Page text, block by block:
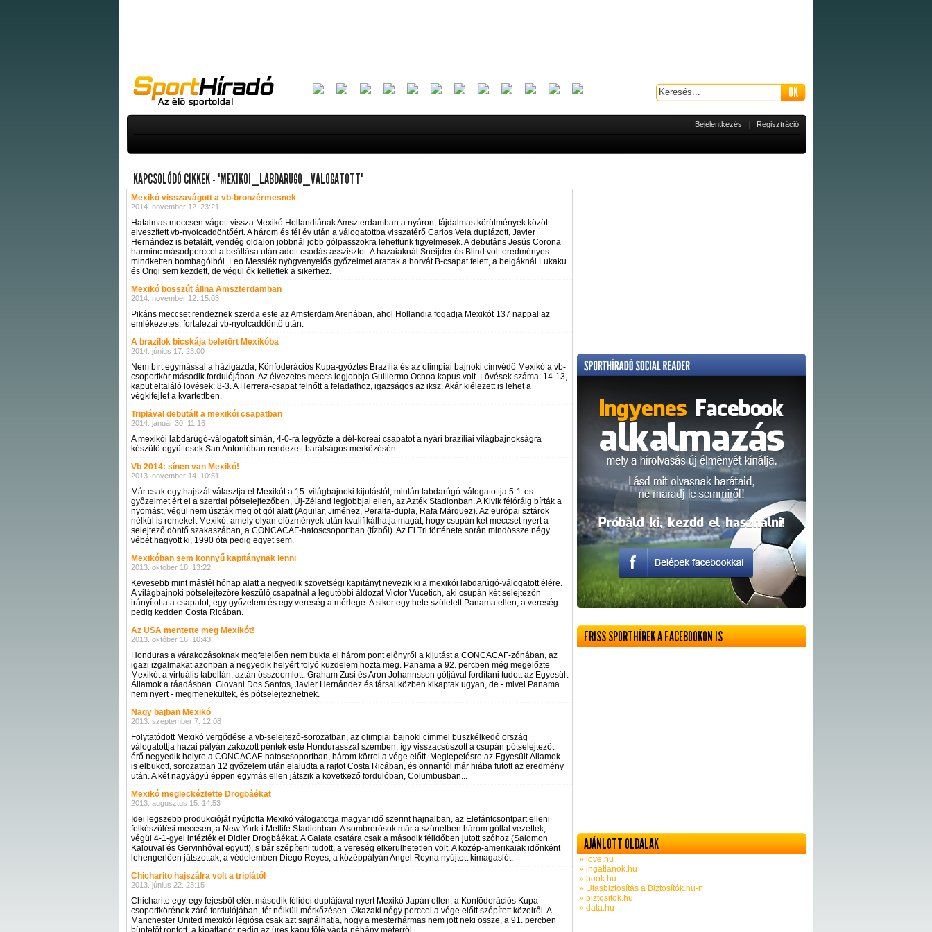
Bejelentkezés Regisztráció
KAPCSOLÓDÓ CIKKEK - "MEXIKOI_LABDARUGO_VALOGATOTT"
Mexikó visszavágott a vb-bronzérmesnek
2014. november 12. 23:21
Hatalmas meccsen vágott vissza Mexikó Hollandiának Amszterdamban a nyáron, fájdalmas körülmények között
elveszített vb-nyolcaddöntőért. A három és fél év után a válogatottba visszatérő Carlos Vela duplázott, Javier
Hernández is betalált, vendég oldalon jobbnál jobb gólpasszokra lehettünk figyelmesek. A debütáns Jesús Corona
harminc másodperccel a beállása után adott csodás asszisztot. A hazaiaknál Sneijder és Blind volt eredményes -
mindketten bombagólból. Leo Messiék nyögvenyelős győzelmet arattak a horvát B-csapat felett, a belgáknál Lukaku
és Origi sem kezdett, de végül ők kellettek a sikerhez.
Mexikó bosszút állna Amszterdamban
2014. november 12. 15:03
Pikáns meccset rendeznek szerda este az Amsterdam Arenában, ahol Hollandia fogadja Mexikót 137 nappal az
emlékezetes, fortalezai vb-nyolcaddöntő után.
A brazilok bicskája beletört Mexikóba
2014. június 17. 23:00
Nem bírt egymással a házigazda, Könfoderációs Kupa-győztes Brazília és az olimpiai bajnoki címvédő Mexikó a vb-
csoportkör második fordulójában. Az élvezetes meccs legjobbja Guillermo Ochoa kapus volt. Lövések száma: 14-13,
kaput eltaláló lövések: 8-3. A Herrera-csapat felnőtt a feladathoz, igazságos az iksz. Akár kiélezett is lehet a
végkifejlet a kvartettben.
Triplával debütált a mexikói csapatban
2014. január 30. 11:16
A mexikói labdarúgó-válogatott simán, 4-0-ra legyőzte a dél-koreai csapatot a nyári brazíliai világbajnokságra
készülő együttesek San Antonióban rendezett barátságos mérkőzésén.
Vb 2014: sínen van Mexikó!
2013. november 14. 10:51
Már csak egy hajszál választja el Mexikót a 15. világbajnoki kijutástól, miután labdarúgó-válogatottja 5-1-es
győzelmet ért el a szerdai pótselejtezőben, Új-Zéland legjobbjai ellen, az Azték Stadionban. A Kivik félóráig bírták a
nyomást, végül nem úszták meg öt gól alatt (Aguilar, Jiménez, Peralta-dupla, Rafa Márquez). Az európai sztárok
nélkül is remekelt Mexikó, amely olyan előzmények után kvalifikálhatja magát, hogy csupán két meccset nyert a
selejtező döntő szakaszában, a CONCACAF-hatoscsoportban (tízből). Az El Tri története során mindössze négy
vébét hagyott ki, 1990 óta pedig egyet sem.
Mexikóban sem könnyű kapitánynak lenni
2013. október 18. 13:22
Kevesebb mint másfél hónap alatt a negyedik szövetségi kapitányt nevezik ki a mexikói labdarúgó-válogatott élére.
A világbajnoki pótselejtezőre készülő csapatnál a legutóbbi áldozat Victor Vucetich, aki csupán két selejtezőn
irányította a csapatot, egy győzelem és egy vereség a mérlege. A siker egy hete született Panama ellen, a vereség
pedig kedden Costa Ricában.
Az USA mentette meg Mexikót!
2013. október 16. 10:43
Honduras a várakozásoknak megfelelően nem bukta el három pont előnyről a kijutást a CONCACAF-zónában, az
igazi izgalmakat azonban a negyedik helyért folyó küzdelem hozta meg. Panama a 92. percben még megelőzte
Mexikót a virtuális tabellán, aztán összeomlott, Graham Zusi és Aron Johannsson góljával fordítani tudott az Egyesült
Államok a ráadásban. Giovani Dos Santos, Javier Hernández és társai közben kikaptak ugyan, de - mivel Panama
nem nyert - megmenekültek, és pótselejtezhetnek.
Nagy bajban Mexikó
2013. szeptember 7. 12:08
Folytatódott Mexikó vergődése a vb-selejtező-sorozatban, az olimpiai bajnoki címmel büszkélkedő ország
válogatottja hazai pályán zakózott péntek este Hondurasszal szemben, így visszacsúszott a csupán pótselejtezőt
érő negyedik helyre a CONCACAF-hatoscsoportban, három körrel a vége előtt. Meglepetésre az Egyesült Államok
is elbukott, sorozatban 12 győzelem után elaludta a rajtot Costa Ricában, és onnantól már hiába futott az eredmény
után. A két nagyágyú éppen egymás ellen játszik a következő fordulóban, Columbusban...
Mexikó megleckéztette Drogbáékat
2013. augusztus 15. 14:53
Idei legszebb produkcióját nyújtotta Mexikó válogatottja magyar idő szerint hajnalban, az Elefántcsontpart elleni
felkészülési meccsen, a New York-i Metlife Stadionban. A sombrerósok már a szünetben három góllal vezettek,
végül 4-1-gyel intézték el Didier Drogbáékat. A Galata csatára csak a második félidőben jutott szóhoz (Salomon
Kalouval és Gervinhóval együtt), s bár szépíteni tudott, a vereség elkerülhetetlen volt. A közép-amerikaiak időnként
lehengerlően játszottak, a védelemben Diego Reyes, a középpályán Angel Reyna nyújtott kimagaslót.
Chicharito hajszálra volt a triplától
2013. június 22. 23:15
Chicharito egy-egy fejesből elért második félidei duplájával nyert Mexikó Japán ellen, a Konföderációs Kupa
csoportkörének záró fordulójában, tét nélküli mérkőzésen. Okazaki négy perccel a vége előtt szépített közelről. A
Manchester United mexikói légiósa csak azt sajnálhatja, hogy a mesterhármas nem jött neki össze, a 91. percben
büntetőt rontott, a kipattanót pedig az üres kapu fölé vágta néhány méterről.
FRISS SPORTHÍREK A FACEBOOKON IS
AJÁNLOTT OLDALAK
» love.hu
» ingatlanok.hu
» book.hu
» Utasbiztosítás a Biztosítók.hu-n
» biztositok.hu
» data.hu